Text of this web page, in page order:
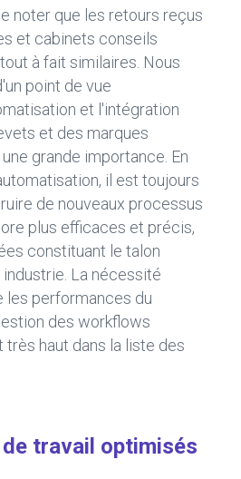
noter que les retours reçus
et cabinets conseils
à fait similaires. Nous
point de vue
et l'intégration
et des marques
grande importance. En
il est toujours
de nouveaux processus
plus efficaces et précis,
constituant le talon
La nécessité
les performances du
des workflows
haut dans la liste des
travail optimisés